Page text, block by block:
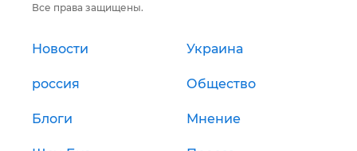
Все права защищены.
Новости Украина
россия Общество
Блоги Мнение